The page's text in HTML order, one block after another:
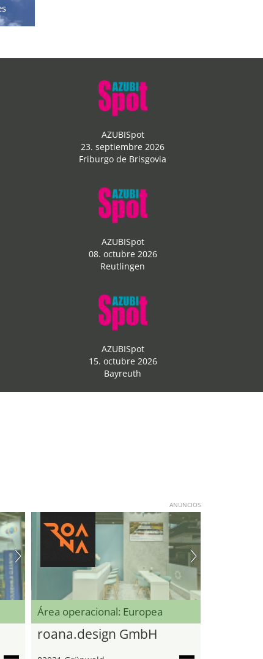
AZUBISpot
23. septiembre 2026
Friburgo de Brisgovia
AZUBISpot
08. octubre 2026
Reutlingen
AZUBISpot
15. octubre 2026
Bayreuth
ANUNCIOS
Área operacional: Europea
roana.design GmbH